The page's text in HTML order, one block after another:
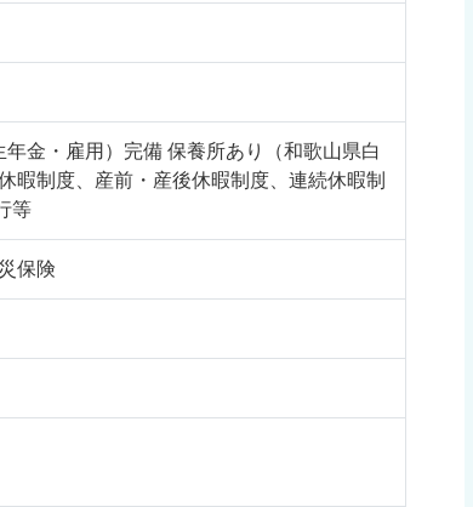
金・雇用）完備 保養所あり（和歌山県白
暇制度、産前・産後休暇制度、連続休暇制
等
保険